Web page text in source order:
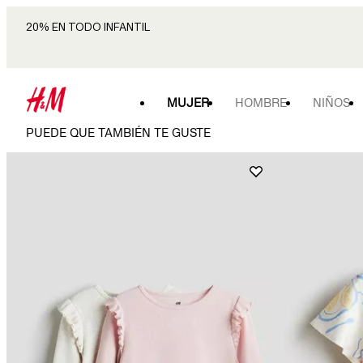
20% EN TODO INFANTIL
MUJER HOMBRE NIÑOS
PUEDE QUE TAMBIÉN TE GUSTE